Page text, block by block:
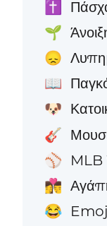
✝️
🌱
😞
📖
🐶
🎸
⚾ MLB
👩‍❤️‍💋‍👨
😂